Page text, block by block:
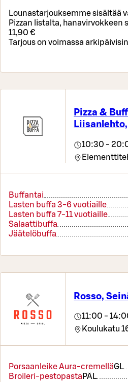
Lounastarjouksemme sisältää
Pizzan listalta, hanavirvokkeen
11,90 €
Tarjous on voimassa
Pizza &
Liisanlehto,
10:30 -
Buffantai
Lasten buffa 3-6 vuotiaille
Lasten buffa 7-11 vuotiaille
Salaattibuffa
Jäätelöbuffa
Rosso,
11:00 -
Koulukatu
Porsaanleike Aura-cremelläGL
Broileri-pestopasta PÄL